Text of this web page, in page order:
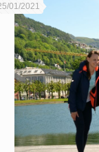
01/2021